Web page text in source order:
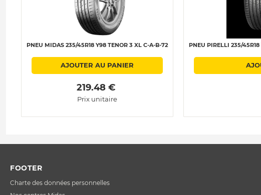
PNEU MIDAS 235/45R18 Y98 TENOR 3 XL C-A-B-72
AJOUTER AU PANIER
219.48 €
Prix unitaire
PNEU PIRELLI 235/
FOOTER
Charte des données personnelles